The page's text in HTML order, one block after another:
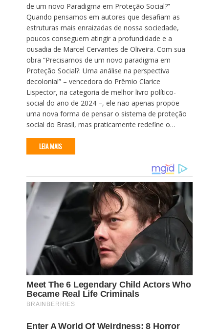
de um novo Paradigma em Proteção Social?”
Quando pensamos em autores que desafiam as
estruturas mais enraizadas de nossa sociedade,
poucos conseguem atingir a profundidade e a
ousadia de Marcel Cervantes de Oliveira. Com sua
obra “Precisamos de um novo paradigma em
Proteção Social?: Uma análise na perspectiva
decolonial” – vencedora do Prêmio Clarice
Lispector, na categoria de melhor livro político-
social do ano de 2024 –, ele não apenas propõe
uma nova forma de pensar o sistema de proteção
social do Brasil, mas praticamente redefine o…
LEIA MAIS